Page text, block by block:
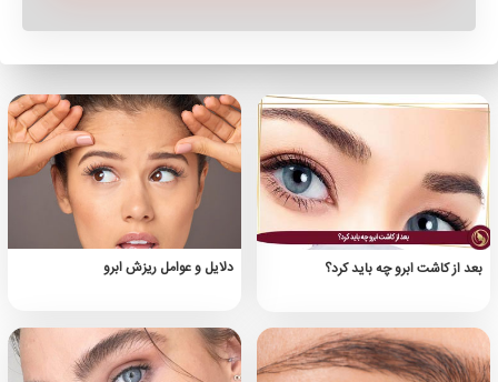
بعد از کاشت ابرو چه باید کرد؟ دلایل و عوامل ریزش ابرو